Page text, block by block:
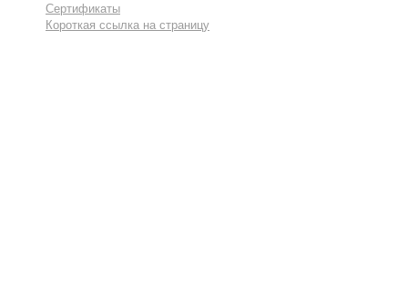
Сертификаты
Короткая ссылка на страницу